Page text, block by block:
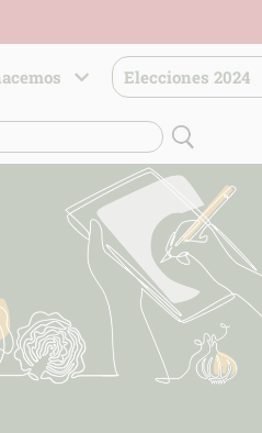
Elecciones 2024